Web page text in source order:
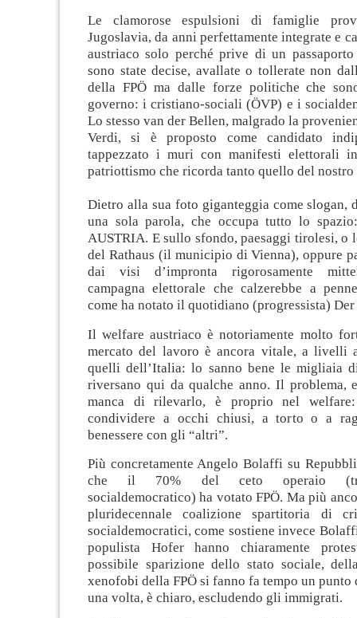
Le clamorose espulsioni di famiglie
Jugoslavia, da anni perfettamente integrate e
austriaco solo perché prive di un
sono state decise, avallate o tollerate non
della FPÖ ma dalle forze politiche che
governo: i cristiano-sociali (ÖVP) e i
Lo stesso van der Bellen, malgrado la
Verdi, si è proposto come candidato
tappezzato i muri con manifesti elettorali
patriottismo che ricorda tanto quello del nostro
Dietro alla sua foto giganteggia come slogan,
una sola parola, che occupa tutto lo
AUSTRIA. E sullo sfondo, paesaggi tirolesi, o
del Rathaus (il municipio di Vienna), oppure
dai visi d’impronta rigorosamente
campagna elettorale che calzerebbe a
come ha notato il quotidiano (progressista) Der
Il welfare austriaco è notoriamente molto
mercato del lavoro è ancora vitale, a livelli
quelli dell’Italia: lo sanno bene le migliaia
riversano qui da qualche anno. Il problema,
manca di rilevarlo, è proprio nel
condividere a occhi chiusi, a torto o a
benessere con gli “altri”.
Più concretamente Angelo Bolaffi su
che il 70% del ceto operaio
socialdemocratico) ha votato FPÖ. Ma più
pluridecennale coalizione spartitoria di
socialdemocratici, come sostiene invece
populista Hofer hanno chiaramente
possibile sparizione dello stato sociale,
xenofobi della FPÖ si fanno fa tempo un punto
una volta, è chiaro, escludendo gli immigrati.